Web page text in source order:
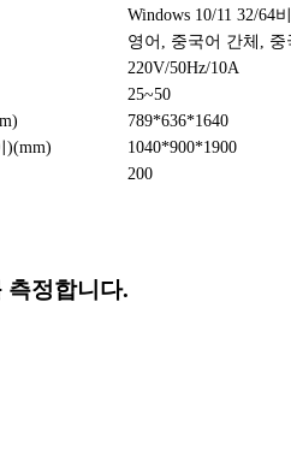
Windows 10/11 32/64
영어, 중국어 간체,
220V/50Hz/10A
25~50
789*636*1640
)(mm)
1040*900*1900
200
측정합니다.